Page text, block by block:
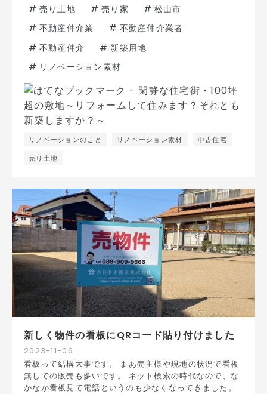
リノベーションのこと リノベーション素材
中古住宅
売り土地
# 売り土地 # 売り家 # 松山市
# 不動産仲介業 # 不動産仲介業者
# 不動産仲介 # 新築用地
# リノベーション素材
2023-11-06
新しく物件の看板にQRコード貼り付けました
看板って結構大事です。 まあ売主様や現地の状況で看板
無しでの販売も多いです。 ネット検索の時代なので、な
かなか看板見て電話というのも少なくなってきました。